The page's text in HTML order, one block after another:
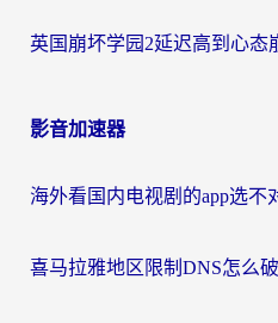
影音加速器